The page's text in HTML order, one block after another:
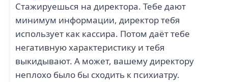
Стажируешься на директора. Тебе дают
минимум информации, директор тебя
использует как кассира. Потом даёт тебе
негативную характеристику и тебя
выкидывают. А может, вашему директору
неплохо было бы сходить к психиатру.